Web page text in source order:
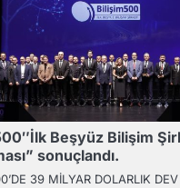
Beşyüz Bilişim
sonuçlandı.
39 MİLYAR DOLARLIK